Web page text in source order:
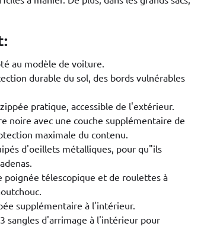
au modèle de voiture.
durable du sol, des bords vulnérables
pratique, accessible de l'extérieur.
noire avec une couche supplémentaire de
maximale du contenu.
d'oeillets métalliques, pour qu"ils
poignée télescopique et de roulettes à
supplémentaire à l'intérieur.
sangles d'arrimage à l'intérieur pour